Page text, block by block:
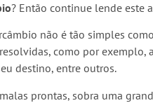
? Então continue lende este
não é tão simples
como por exemplo,
destino, entre outros.
prontas, sobra uma